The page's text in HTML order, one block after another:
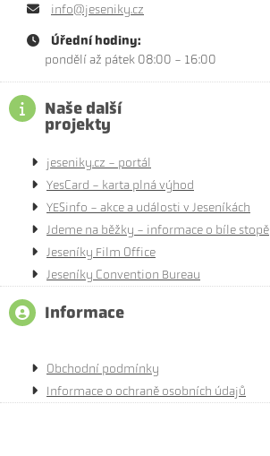
info@jeseniky.cz
Úřední hodiny:
pondělí až pátek 08:00 - 16:00
Naše další
projekty
jeseniky.cz - portál
YesCard - karta plná výhod
YESinfo - akce a události v Jeseníkách
Jdeme na běžky - informace o bíle stopě
Jeseníky Film Office
Jeseníky Convention Bureau
Informace
Obchodní podmínky
Informace o ochraně osobních údajů